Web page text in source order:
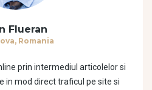
Flueran
Romania
prin intermediul articolelor si
in mod direct traficul pe site si